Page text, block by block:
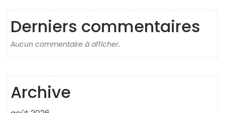
Derniers commentaires
Aucun commentaire à afficher.
Archive